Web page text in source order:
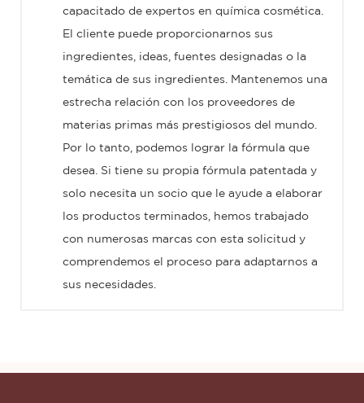
capacitado de expertos en química cosmética.
El cliente puede proporcionarnos sus
ingredientes, ideas, fuentes designadas o la
temática de sus ingredientes. Mantenemos una
estrecha relación con los proveedores de
materias primas más prestigiosos del mundo.
Por lo tanto, podemos lograr la fórmula que
desea. Si tiene su propia fórmula patentada y
solo necesita un socio que le ayude a elaborar
los productos terminados, hemos trabajado
con numerosas marcas con esta solicitud y
comprendemos el proceso para adaptarnos a
sus necesidades.